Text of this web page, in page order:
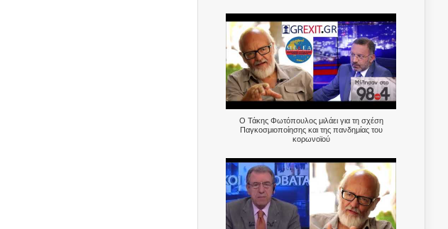
Ο Τάκης Φωτόπουλος μιλάει για τη σχέση
Παγκοσμιοποίησης και της πανδημίας του
κορωνοϊού